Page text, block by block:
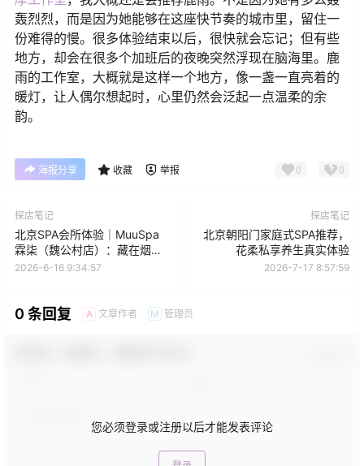
轰烈烈，而是因为她能够在这座快节奏的城市里，留住一
份难得的慢。很多体验结束以后，很快就会忘记；但有些
地方，却会在很多个加班后的夜晚突然浮现在脑海里。鹿
雨的工作室，大概就是这样一个地方，像一盏一直亮着的
暖灯，让人偶尔想起时，心里仍然会泛起一点温柔的余
韵。
海报分享 收藏 举报 0 0
探店笔记
北京SPA会所体验｜MuuSpa
霖柒（魏公村店）：藏在烟火
气里的松弛感
2026-6-16 9:34:57
探店笔记
北京朝阳门家庭式SPA推荐，
花柔私享养生真实体验
2026-7-17 8:57:59
0 条回复 A 文章作者 M 管理员
您必须登录或注册以后才能发表评论